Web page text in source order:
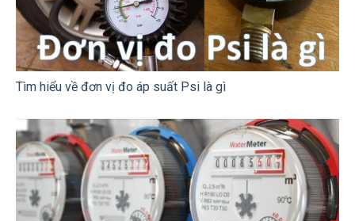
Tìm hiểu về đơn vị đo áp suất Psi là gì